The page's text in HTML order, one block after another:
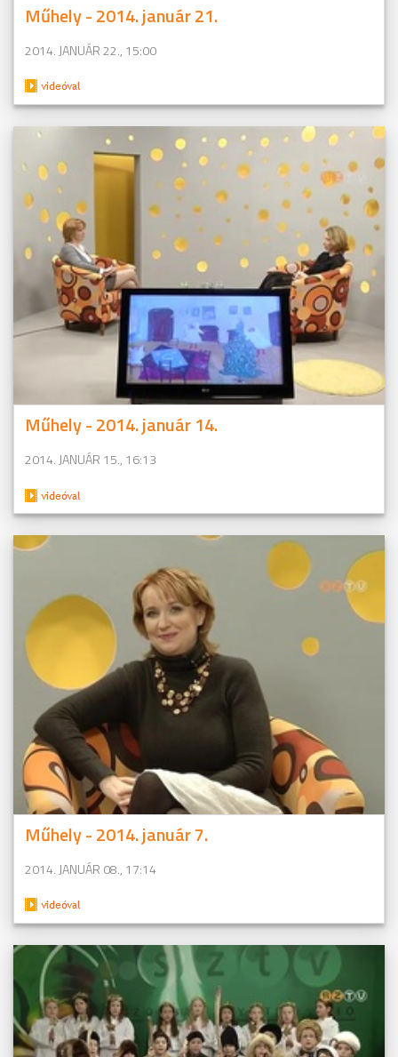
Műhely - 2014. január 21.
2014. JANUÁR 22., 15:00
Műhely - 2014. január 14.
2014. JANUÁR 15., 16:13
Műhely - 2014. január 7.
2014. JANUÁR 08., 17:14